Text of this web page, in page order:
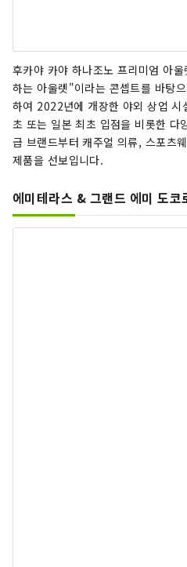
후카야 카야 하나조노 프리미엄 아
하는 아울렛"이라는 콘셉트를 바탕
하여 2022년에 개장한 야외 상업 시
초 또는 일본 최초 입점을 비롯한 다
급 브랜드부터 캐주얼 의류, 스포츠
제품을 선보입니다.
에미테라스 & 그랜드 에미 도코